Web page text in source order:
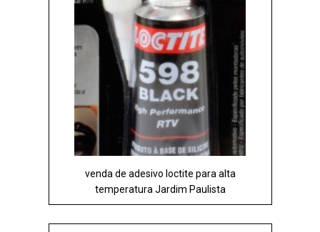
venda de adesivo loctite para alta
temperatura Jardim Paulista